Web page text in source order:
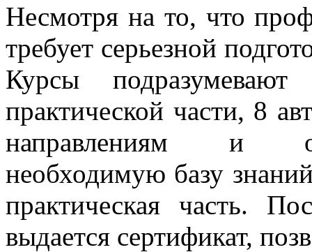
Несмотря на то, что
требует серьезной
Курсы
практической части, 8
направлениям и
необходимую базу
практическая часть.
выдается сертификат,